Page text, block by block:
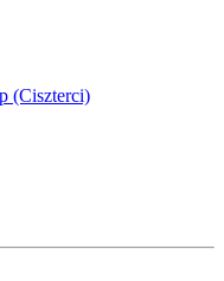
(Ciszterci)